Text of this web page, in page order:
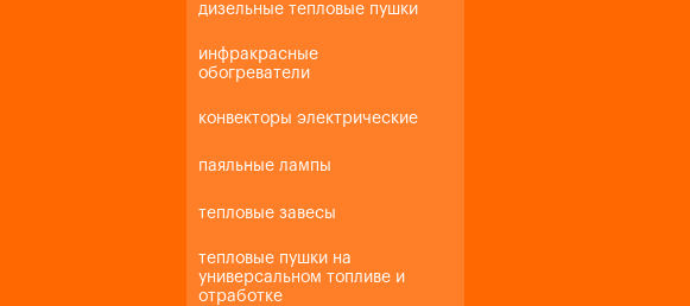
дизельные тепловые пушки
инфракрасные
обогреватели
конвекторы электрические
паяльные лампы
тепловые завесы
тепловые пушки на
универсальном топливе и
отработке